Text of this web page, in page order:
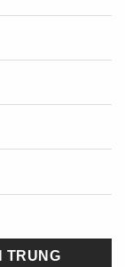
TRUNG